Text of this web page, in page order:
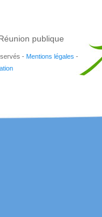
publique
- Mentions légales -